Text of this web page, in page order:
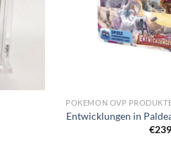
Entwicklungen in
€